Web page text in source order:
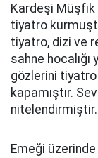
Kardeşi Müşfik
tiyatro
tiyatro, dizi ve
sahne hocalığı
gözlerini
kapamıştır.
nitelendirmiştir.
Emeği